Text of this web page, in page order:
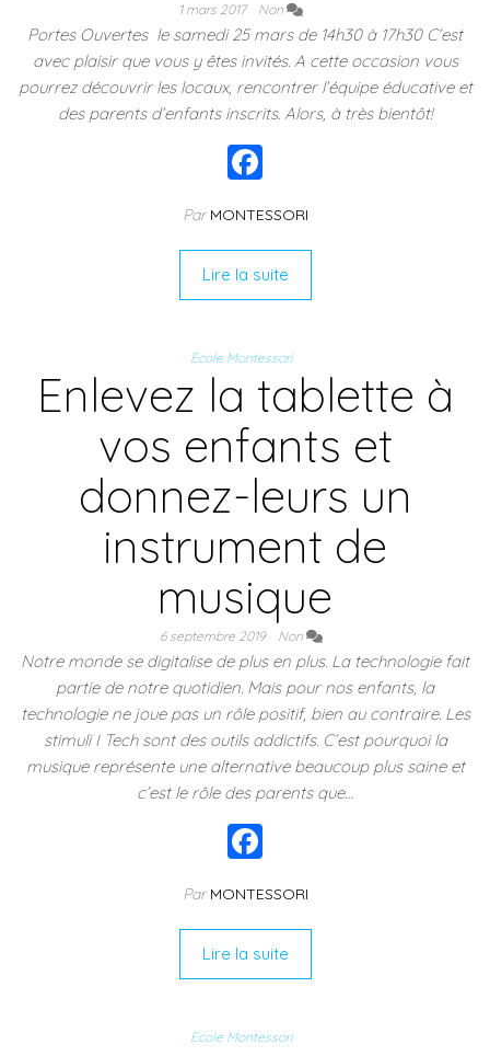
1 mars 2017 Non
Portes Ouvertes le samedi 25 mars de 14h30 à 17h30 C’est
avec plaisir que vous y êtes invités. A cette occasion vous
pourrez découvrir les locaux, rencontrer l’équipe éducative et
des parents d’enfants inscrits. Alors, à très bientôt!
c
e
b
o
k
ParMONTESSORI
Lire la suite
Ecole Montessori
Enlevez la tablette à
vos enfants et
donnez-leurs un
instrument de
musique
6 septembre 2019 Non
Notre monde se digitalise de plus en plus. La technologie fait
partie de notre quotidien. Mais pour nos enfants, la
technologie ne joue pas un rôle positif, bien au contraire. Les
stimuli I Tech sont des outils addictifs. C’est pourquoi la
musique représente une alternative beaucoup plus saine et
c’est le rôle des parents que…
c
e
b
ParMONTESSORI
Lire la suite
Ecole Montessori